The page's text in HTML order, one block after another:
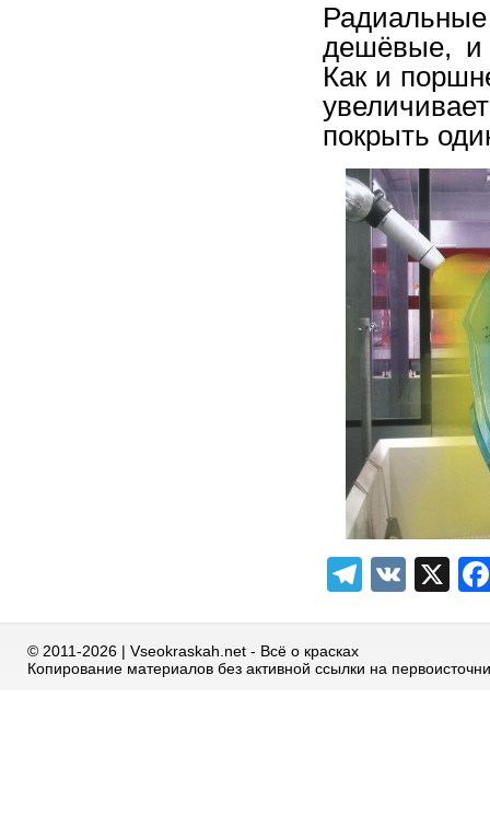
дешёвые, и
Как и
покрыть
VK X
© 2011-2026 | Vseokraskah.net - Всё о красках
Копирование материалов без активной ссылки на